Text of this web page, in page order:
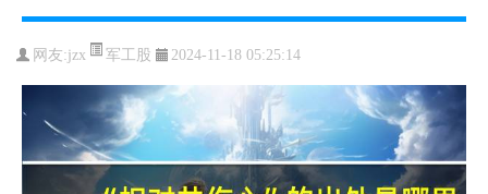
网友:jzx 军工股 2024-11-18 05:25:14